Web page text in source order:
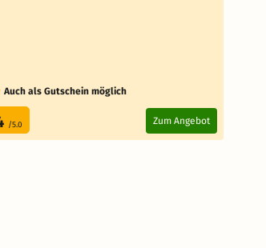
Auch als Gutschein möglich
/5.0 Zum Angebot